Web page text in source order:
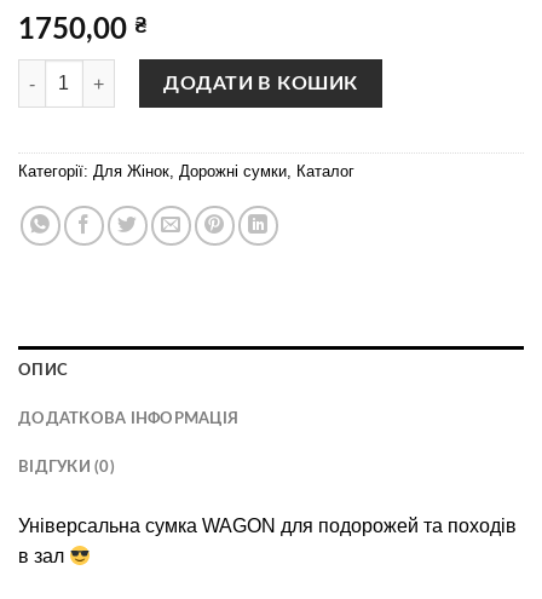
1750,00 ₴
WAGON гладка чорна кількість
ДОДАТИ В КОШИК
Категорії: Для Жінок, Дорожні сумки, Каталог
ОПИС
ДОДАТКОВА ІНФОРМАЦІЯ
ВІДГУКИ (0)
Універсальна сумка WAGON для подорожей та походів
в зал